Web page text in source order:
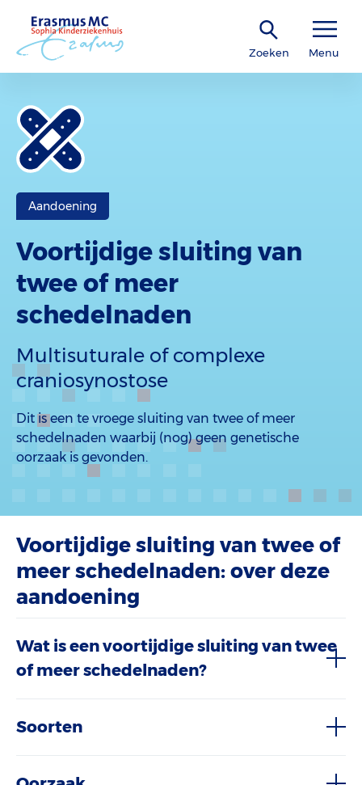
Zoeken Menu
Aandoening
Voortijdige sluiting van
twee of meer
schedelnaden
Multisuturale of complexe
craniosynostose
Dit is een te vroege sluiting van twee of meer
schedelnaden waarbij (nog) geen genetische
oorzaak is gevonden.
Voortijdige sluiting van twee of
meer schedelnaden: over deze
aandoening
Wat is een voortijdige sluiting van twee
of meer schedelnaden?
Soorten